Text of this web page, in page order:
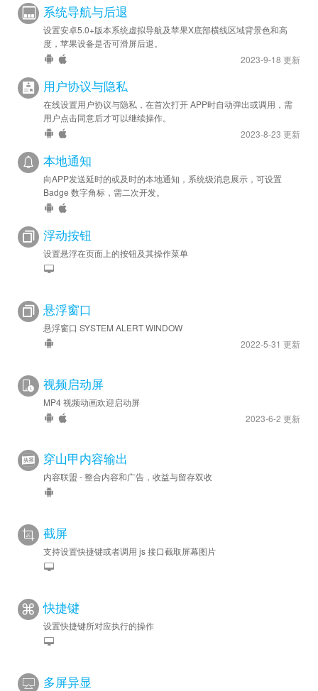
系统导航与后退
设置安卓5.0+版本系统虚拟导航及苹果X底部横线区域背景色和高
度，苹果设备是否可滑屏后退。
2023-9-18 更新
用户协议与隐私
在线设置用户协议与隐私，在首次打开 APP时自动弹出或调用，需
用户点击同意后才可以继续操作。
2023-8-23 更新
本地通知
向APP发送延时的或及时的本地通知，系统级消息展示，可设置
Badge 数字角标，需二次开发。
浮动按钮
设置悬浮在页面上的按钮及其操作菜单
悬浮窗口
悬浮窗口 SYSTEM ALERT WINDOW
2022-5-31 更新
视频启动屏
MP4 视频动画欢迎启动屏
2023-6-2 更新
穿山甲内容输出
内容联盟 - 整合内容和广告，收益与留存双收
截屏
支持设置快捷键或者调用 js 接口截取屏幕图片
快捷键
设置快捷键所对应执行的操作
多屏异显